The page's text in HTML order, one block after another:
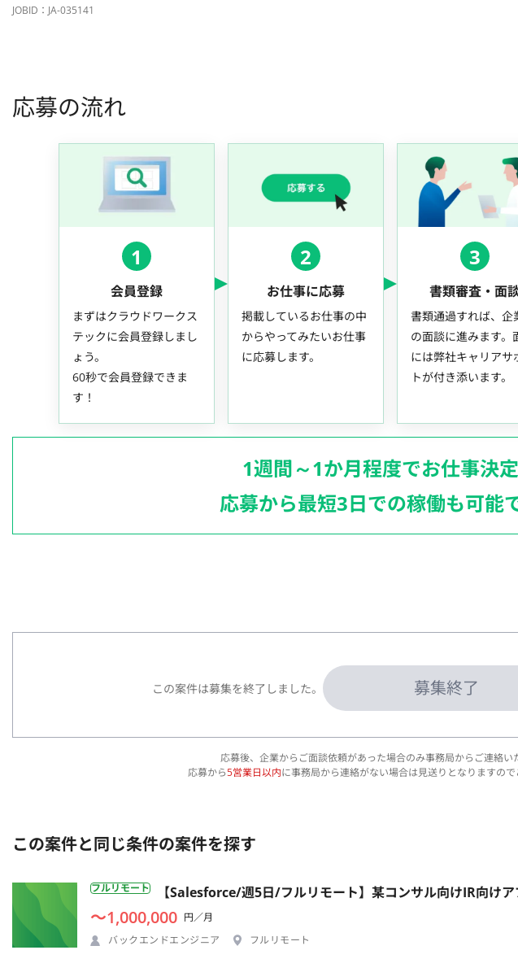
JOBID：JA-035141
応募の流れ
1
会員登録
まずはクラウドワークス
テックに会員登録しまし
ょう。
60秒で会員登録できま
す！
2
お仕事に応募
掲載しているお仕事の中
からやってみたいお仕事
に応募します。
3
書類審査・面
書類通過すれば、企
の面談に進みます。
には弊社キャリアサ
トが付き添います。
1週間～1か月程度でお仕事決定
応募から最短3日での稼働も可能
この案件は募集を終了しました。 募集終了
応募後、企業からご面談依頼があった場合のみ事務局からご連絡い
応募から5営業日以内に事務局から連絡がない場合は見送りとなりますので
この案件と同じ条件の案件を探す
フルリモート 【Salesforce/週5日/フルリモート】某コンサル向けIR向け
〜1,000,000 円／月
バックエンドエンジニア
フルリモート